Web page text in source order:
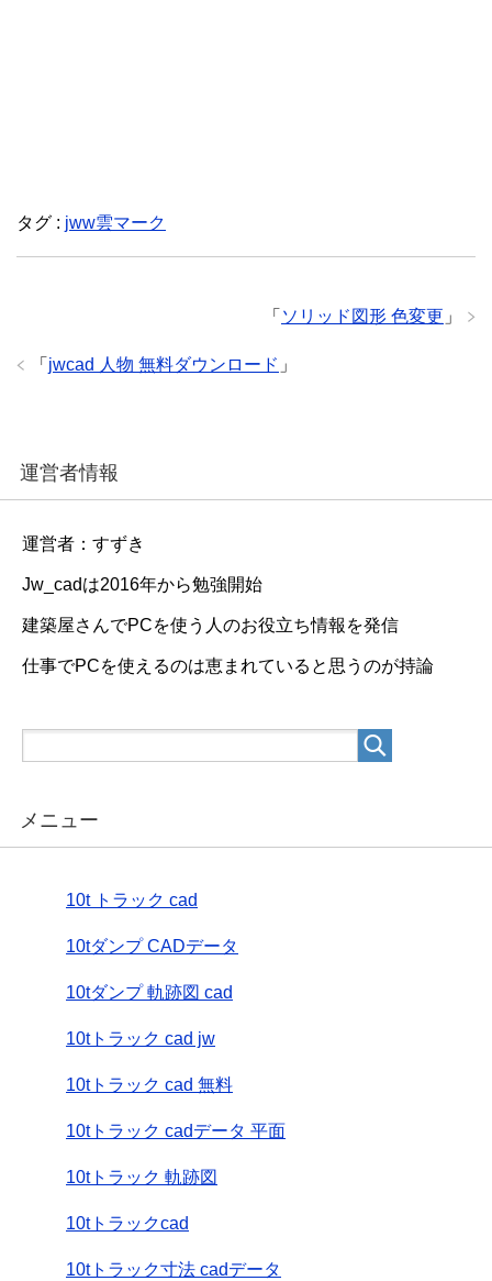
タグ : jww雲マーク
「 ソリッド図形 色変更 」
「 jwcad 人物 無料ダウンロード 」
運営者情報
運営者：すずき
Jw_cadは2016年から勉強開始
建築屋さんでPCを使う人のお役立ち情報を発信
仕事でPCを使えるのは恵まれていると思うのが持論
メニュー
10t トラック cad
10tダンプ CADデータ
10tダンプ 軌跡図 cad
10tトラック cad jw
10tトラック cad 無料
10tトラック cadデータ 平面
10tトラック 軌跡図
10tトラックcad
10tトラック寸法 cadデータ